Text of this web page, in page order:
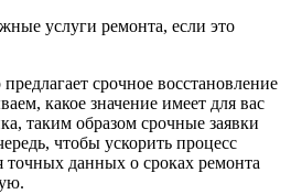
услуги ремонта, если это
срочное восстановление
какое значение имеет для вас
таким образом срочные заявки
чтобы ускорить процесс
данных о сроках ремонта